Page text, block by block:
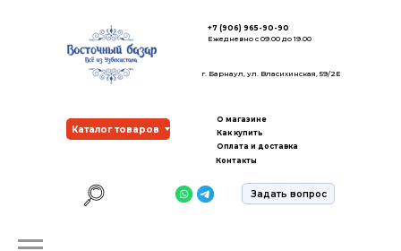
+7 (906) 965-90-90
Ежедневно с 09.00 до 19.00
г. Барнаул, ул. Власихинская, 59/2Е
Каталог товаров
Задать вопрос
О магазине
Как купить
Оплата и доставка
Контакты